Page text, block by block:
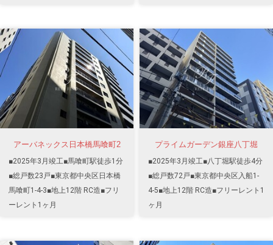
アーバネックス日本橋馬喰町2
■2025年3月竣工■馬喰町駅徒歩1分
■総戸数23戸■東京都中央区日本橋
馬喰町1-4-3■地上12階 RC造■フリ
ーレント1ヶ月
プライムガーデン銀座八丁堀
■2025年3月竣工■八丁堀駅徒歩4分
■総戸数72戸■東京都中央区入船1-
4-5■地上12階 RC造■フリーレント1
ヶ月